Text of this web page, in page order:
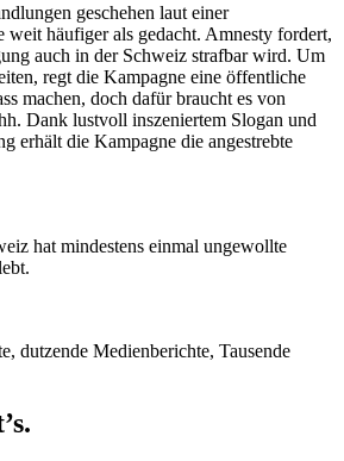
geschehen laut einer
weit häufiger als gedacht. Amnesty fordert,
auch in der Schweiz strafbar wird. Um
regt die Kampagne eine öffentliche
machen, doch dafür braucht es von
Dank lustvoll inszeniertem Slogan und
erhält die Kampagne die angestrebte
hat mindestens einmal ungewollte
dutzende Medienberichte, Tausende